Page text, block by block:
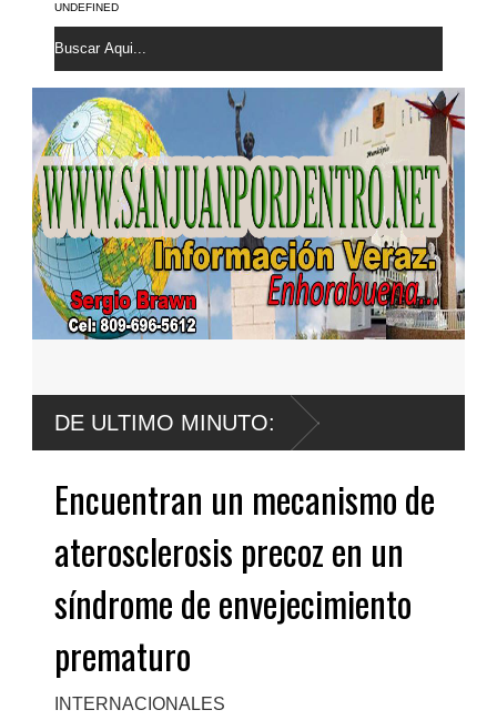
UNDEFINED
DE ULTIMO MINUTO:
mejoras al
Encuentran un mecanismo de
aterosclerosis precoz en un
síndrome de envejecimiento
prematuro
INTERNACIONALES